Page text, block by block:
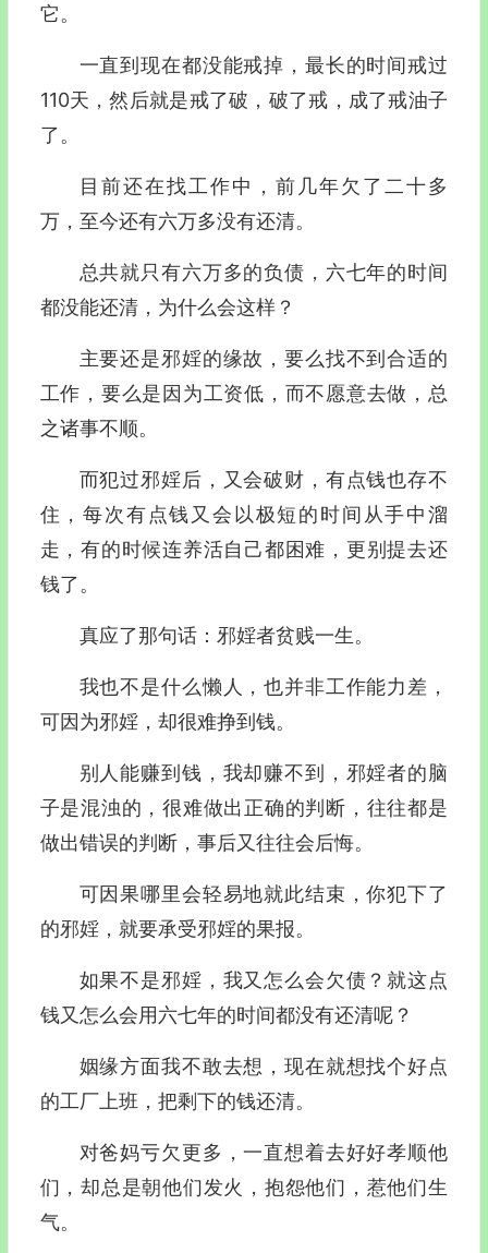
它。
一直到现在都没能戒掉，最长的时间戒过
110天，然后就是戒了破，破了戒，成了戒油子
了。
目前还在找工作中，前几年欠了二十多
万，至今还有六万多没有还清。
总共就只有六万多的负债，六七年的时间
都没能还清，为什么会这样？
主要还是邪婬的缘故，要么找不到合适的
工作，要么是因为工资低，而不愿意去做，总
之诸事不顺。
而犯过邪婬后，又会破财，有点钱也存不
住，每次有点钱又会以极短的时间从手中溜
走，有的时候连养活自己都困难，更别提去还
钱了。
真应了那句话：邪婬者贫贱一生。
我也不是什么懒人，也并非工作能力差，
可因为邪婬，却很难挣到钱。
别人能赚到钱，我却赚不到，邪婬者的脑
子是混浊的，很难做出正确的判断，往往都是
做出错误的判断，事后又往往会后悔。
可因果哪里会轻易地就此结束，你犯下了
的邪婬，就要承受邪婬的果报。
如果不是邪婬，我又怎么会欠债？就这点
钱又怎么会用六七年的时间都没有还清呢？
姻缘方面我不敢去想，现在就想找个好点
的工厂上班，把剩下的钱还清。
对爸妈亏欠更多，一直想着去好好孝顺他
们，却总是朝他们发火，抱怨他们，惹他们生
气。